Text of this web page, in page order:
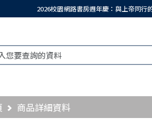
2026校園網路書房週年慶：與上帝同行
商品詳細資料